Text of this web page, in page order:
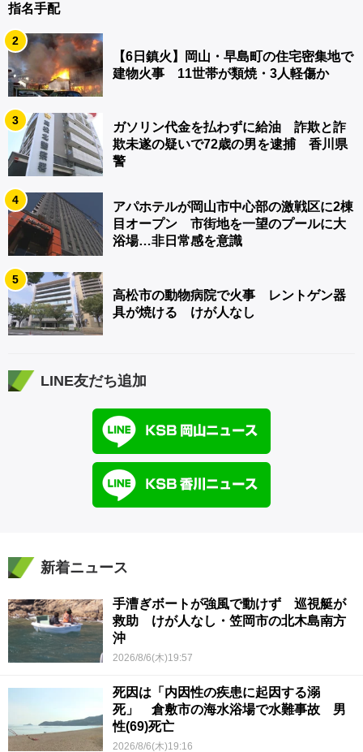
指名手配
2
【6日鎮火】岡山・早島町の住宅密集地で
建物火事 11世帯が類焼・3人軽傷か
3
ガソリン代金を払わずに給油 詐欺と詐
欺未遂の疑いで72歳の男を逮捕 香川県
警
4
アパホテルが岡山市中心部の激戦区に2棟
目オープン 市街地を一望のプールに大
浴場…非日常感を意識
5
高松市の動物病院で火事 レントゲン器
具が焼ける けが人なし
LINE友だち追加
新着ニュース
手漕ぎボートが強風で動けず 巡視艇が
救助 けが人なし・笠岡市の北木島南方
沖
2026/8/6(木)19:57
死因は「内因性の疾患に起因する溺
死」 倉敷市の海水浴場で水難事故 男
性(69)死亡
2026/8/6(木)19:16